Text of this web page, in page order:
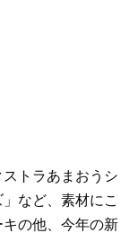
トラあまおうシ
など、素材にこ
の他、今年の新